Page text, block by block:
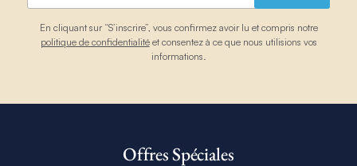
En cliquant sur “S’inscrire”, vous confirmez avoir lu et compris notre
politique de confidentialitéet consentez à ce que nous utilisions vos
informations.
Offres Spéciales